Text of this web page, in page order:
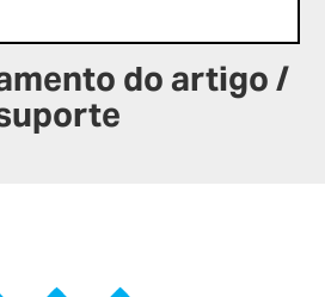
do artigo /